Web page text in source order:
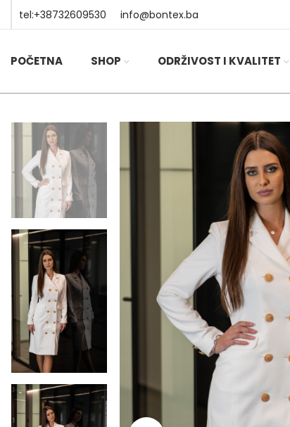
tel:+38732609530 info@bontex.ba
POČETNA SHOP ODRŽIVOST I KVALITET